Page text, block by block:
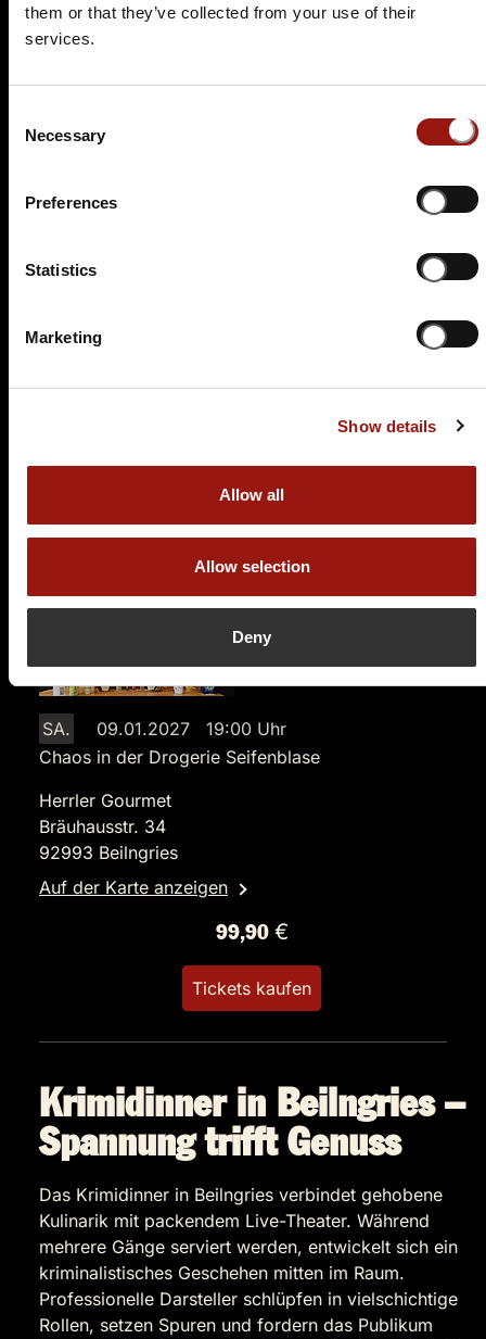
them or that they’ve collected from your use of their
services.
Selection
Necessary
Preferences
Statistics
Marketing
Show details
Allow all
Allow selection
Deny
Blutmond (bayerisch)
Bräuhausstr. 34
Auf der Karte anzeigen
Tickets kaufen
SA.
09.01.2027 19:00 Uhr
Chaos in der Drogerie Seifenblase
Herrler Gourmet
Bräuhausstr. 34
92993 Beilngries
Auf der Karte anzeigen
99,90 €
Tickets kaufen
Krimidinner in Beilngries –
Spannung trifft Genuss
Das Krimidinner in Beilngries verbindet gehobene
Kulinarik mit packendem Live-Theater. Während
mehrere Gänge serviert werden, entwickelt sich ein
kriminalistisches Geschehen mitten im Raum.
Professionelle Darsteller schlüpfen in vielschichtige
Rollen, setzen Spuren und fordern das Publikum